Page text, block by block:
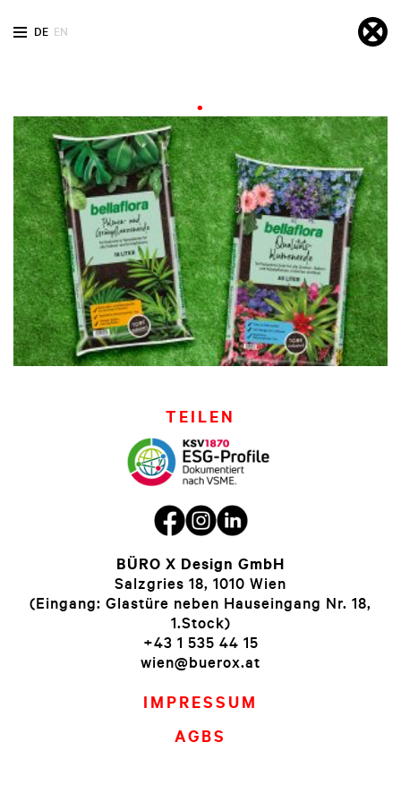
DE EN
TEILEN
BÜRO X Design GmbH
Salzgries 18, 1010 Wien
(Eingang: Glastüre neben Hauseingang Nr. 18,
1.Stock)
+43 1 535 44 15
wien@buerox.at
IMPRESSUM
AGBS